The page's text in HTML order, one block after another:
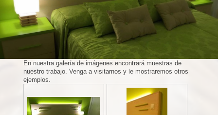
En nuestra galería de imágenes encontrará muestras de
nuestro trabajo. Venga a visitarnos y le mostraremos otros
ejemplos.